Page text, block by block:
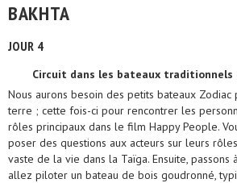
BAKHTA
JOUR 4
Circuit dans les bateaux traditionnels
Nous aurons besoin des petits bateaux Zodiac
terre ; cette fois-ci pour rencontrer les
rôles principaux dans le film Happy People.
poser des questions aux acteurs sur leurs
vaste de la vie dans la Taïga. Ensuite, passons
allez piloter un bateau de bois goudronné,